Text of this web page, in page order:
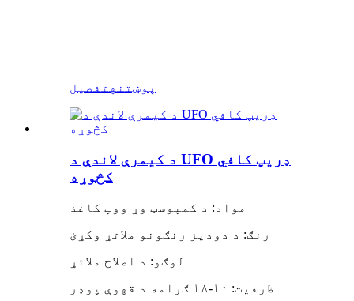
پوښتنه تفصیل
د کیمرې لاندې د UFO ډریپ کافي
کڅوړه
مواد: د کمپوسټ وړ ووپ کاغذ
رنګ: د دودیز رنګونو ملاتړ وکړئ
لوګو: د اصلاح ملاتړ
ظرفیت: ۱۰-۱۸ ګرامه د قهوې پوډر